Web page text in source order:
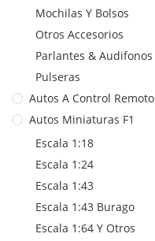
Mochilas Y Bolsos
Otros Accesorios
Parlantes & Audifonos
Pulseras
Autos A Control Remoto
Autos Miniaturas F1
Escala 1:18
Escala 1:24
Escala 1:43
Escala 1:43 Burago
Escala 1:64 Y Otros